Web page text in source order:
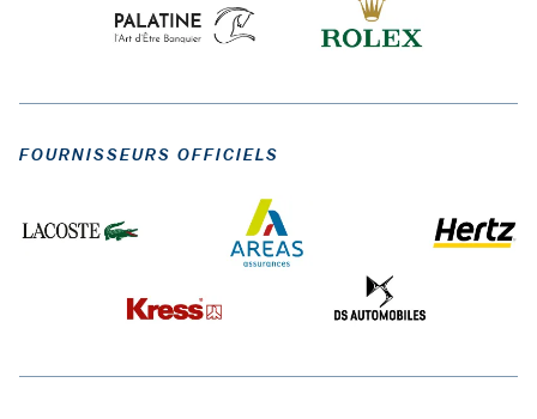
FOURNISSEURS OFFICIELS